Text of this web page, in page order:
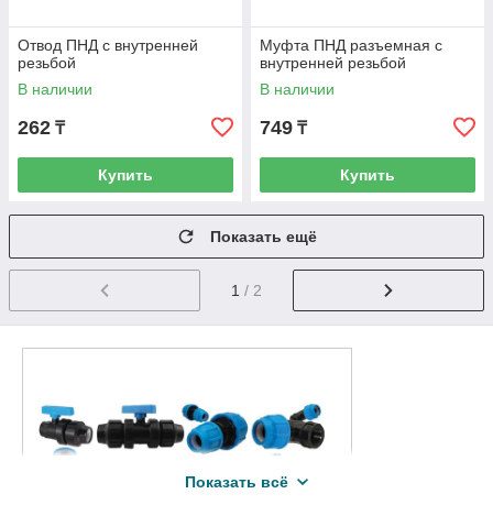
Отвод ПНД с внутренней
резьбой
В наличии
262 ₸
Купить
Муфта ПНД разъемная с
внутренней резьбой
В наличии
749 ₸
Купить
Показать ещё
1 / 2
Показать всё